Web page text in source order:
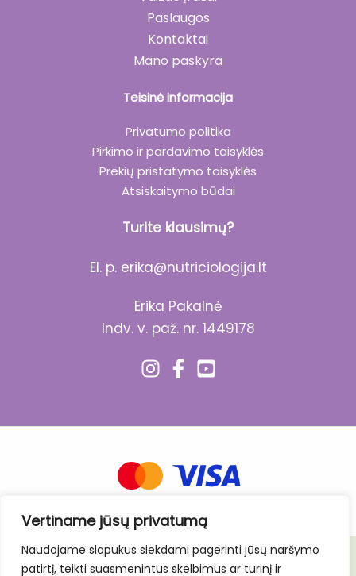
Vertiname jūsų privatumą
Naudojame slapukus siekdami pagerinti jūsų naršymo
patirtį, teikti suasmenintus skelbimus ar turinį ir
Paslaugos
Kontaktai
Mano paskyra
Teisinė informacija
Privatumo politika
Pirkimo ir pardavimo taisyklės
Prekių pristatymo taisyklės
Atsiskaitymo būdai
Turite klausimų?
El. p. erika@nutriciologija.lt
Erika Pakalnė
Indv. v. paž. nr. 1449178